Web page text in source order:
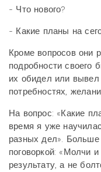
- Что нового?
- Какие планы на
Кроме вопросов они
подробности своего
их обидел или вывел
потребностях,
На вопрос: «Какие
время я уже
разных дел». Больше
поговоркой: «Молчи
результату, а не